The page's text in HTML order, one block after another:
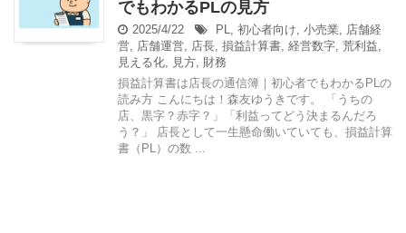
でもわかるPLの見方
2025/4/22 PL, 初心者向け, 小売業, 店舗経
営, 店舗運営, 店長, 損益計算書, 経営数字, 荒利益,
見える化, 見方, 財務
損益計算書は店長の通信簿｜初心者でもわかるPLの
読み方 こんにちは！森友ゆうきです。 「うちの
店、黒字？赤字？」「利益ってどう決まるんだろ
う？」 店長として一生懸命働いていても、損益計算
書（PL）の数 ...